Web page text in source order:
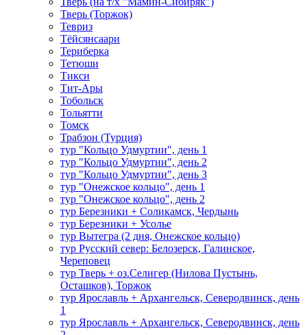
Тверь (Торжок)
Тевриз
Тёйсянсаари
Териберка
Тетюши
Тикси
Тит-Ары
Тобольск
Тольятти
Томск
Трабзон (Турция)
тур "Кольцо Удмуртии", день 1
тур "Кольцо Удмуртии", день 2
тур "Кольцо Удмуртии", день 3
тур "Онежское кольцо", день 1
тур "Онежское кольцо", день 2
тур Березники + Соликамск, Чердынь
тур Березники + Усолье
тур Вытегра (2 дня, Онежское кольцо)
тур Русский север: Белозерск, Галинское,
Череповец
тур Тверь + оз.Селигер (Нилова Пустынь,
Осташков), Торжок
тур Ярославль + Архангельск, Северодвинск, день
1
тур Ярославль + Архангельск, Северодвинск, день